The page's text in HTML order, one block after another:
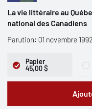
La vie littéraire au
national des Canadiens
Parution: 01 novembre 1992
Papier
45,00 $